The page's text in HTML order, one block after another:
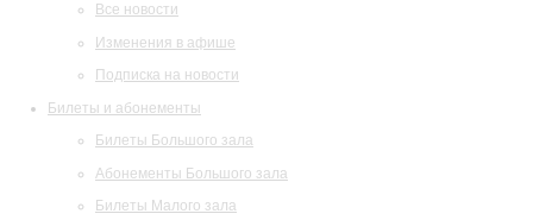
Все новости
Изменения в афише
Подписка на новости
Билеты и абонементы
Билеты Большого зала
Абонементы Большого зала
Билеты Малого зала